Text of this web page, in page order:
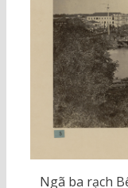
Ngã ba rạch